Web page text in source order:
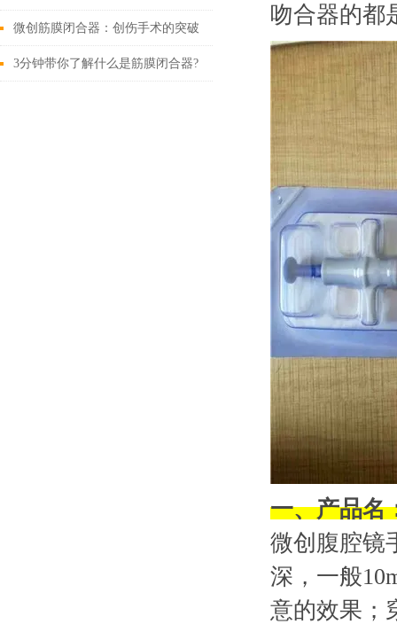
术大突破
微创筋膜闭合器：创伤手术的突破
性进展
3分钟带你了解什么是筋膜闭合器?
吻合器的都
一、产品名
微创腹腔镜
深，一般
意的效果；